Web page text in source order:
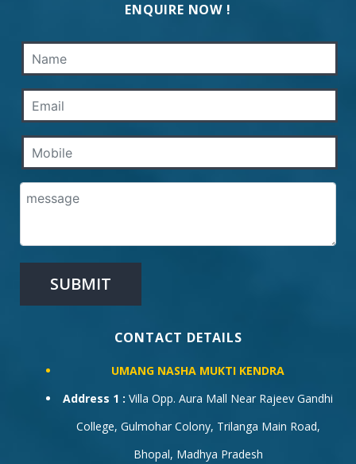
ENQUIRE NOW !
CONTACT DETAILS
UMANG NASHA MUKTI KENDRA
Address 1 : Villa Opp. Aura Mall Near Rajeev Gandhi
College, Gulmohar Colony, Trilanga Main Road,
Bhopal, Madhya Pradesh